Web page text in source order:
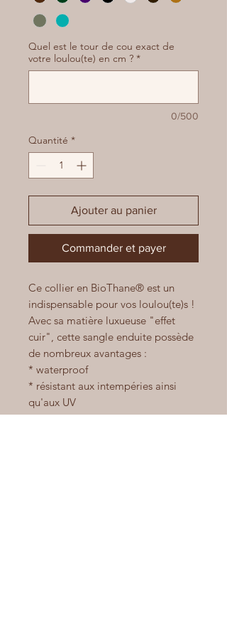
Quel est le tour de cou exact de
votre loulou(te) en cm ? *
0/500
Quantité *
Ajouter au panier
Commander et payer
Ce collier en BioThane® est un
indispensable pour vos loulou(te)s !
Avec sa matière luxueuse "effet
cuir", cette sangle enduite possède
de nombreux avantages :
* waterproof
* résistant aux intempéries ainsi
qu'aux UV
* hypoallergenique